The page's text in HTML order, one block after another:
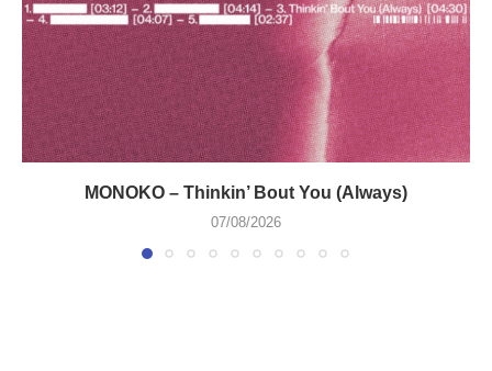
MONOKO – Thinkin’ Bout You (Always)
07/08/2026